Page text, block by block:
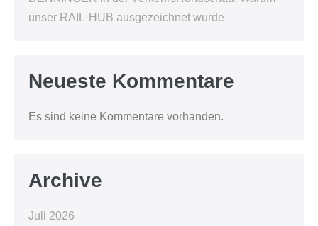
unser RAIL·HUB ausgezeichnet wurde
Neueste Kommentare
Es sind keine Kommentare vorhanden.
Archive
Juli 2026